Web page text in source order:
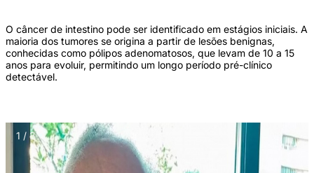
O câncer de intestino pode ser identificado em estágios iniciais. A
maioria dos tumores se origina a partir de lesões benignas,
conhecidas como pólipos adenomatosos, que levam de 10 a 15
anos para evoluir, permitindo um longo período pré-clínico
detectável.
1 / 3